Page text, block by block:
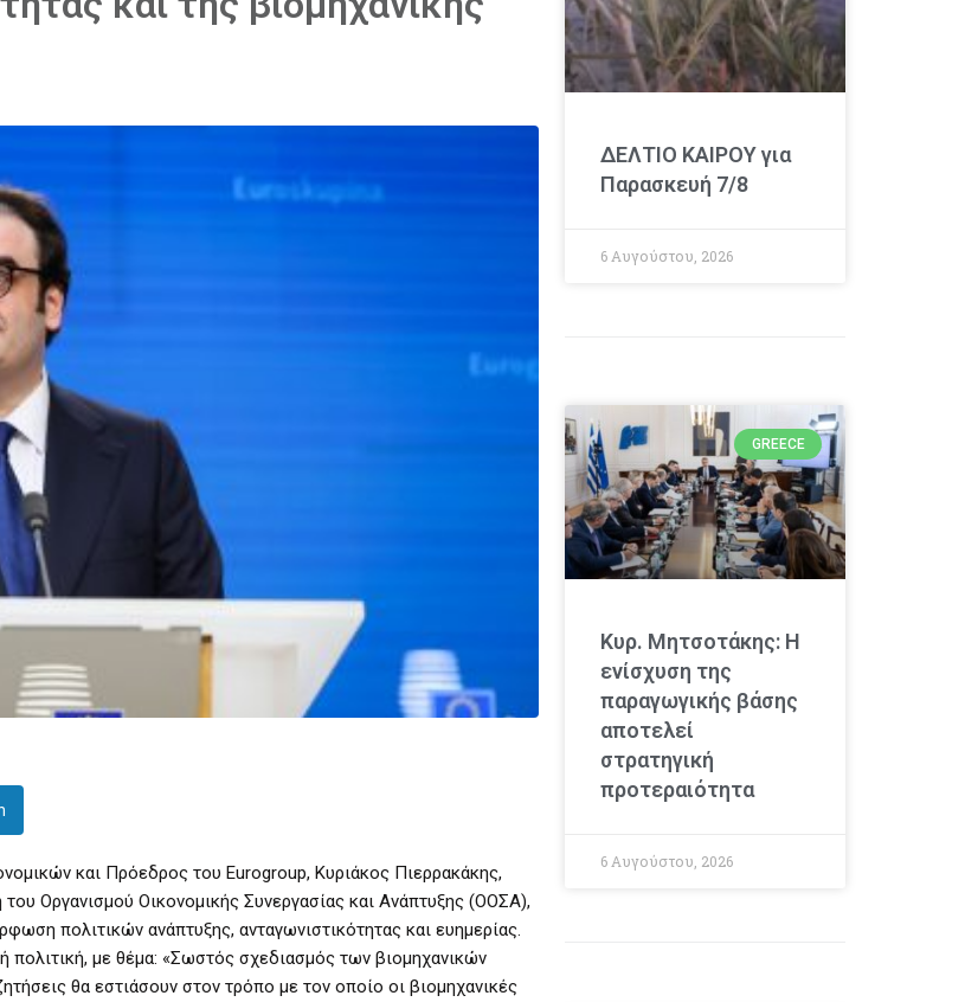
και Πρόεδρος του Eurogroup, Κυριάκος Πιερρακάκης,
Οργανισμού Οικονομικής Συνεργασίας και Ανάπτυξης (ΟΟΣΑ),
πολιτικών ανάπτυξης, ανταγωνιστικότητας και ευημερίας.
πολιτική, με θέμα: «Σωστός σχεδιασμός των βιομηχανικών
θα εστιάσουν στον τρόπο με τον οποίο οι βιομηχανικές
ΔΕΛΤΙΟ ΚΑΙΡΟΥ για
Παρασκευή 7/8
6 Αυγούστου, 2026
GREECE
Κυρ. Μητσοτάκης: Η
ενίσχυση της
παραγωγικής βάσης
αποτελεί
στρατηγική
προτεραιότητα
6 Αυγούστου, 2026